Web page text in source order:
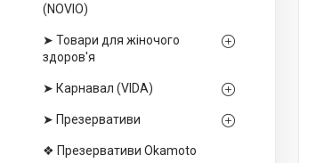
(NOVIO)
➤ Товари для жіночого
здоров'я
➤ Карнавал (VIDA)
➤ Презервативи
❖ Презервативи Okamoto